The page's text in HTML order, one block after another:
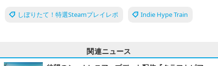
しぼりたて！特選Steamプレイレポ Indie Hype Train
関連ニュース